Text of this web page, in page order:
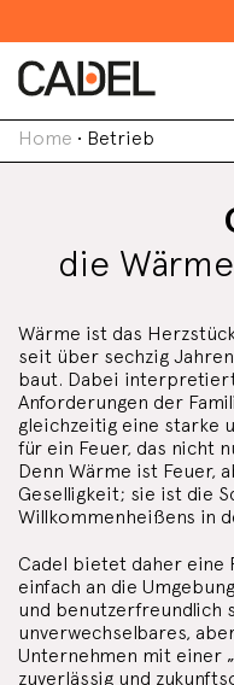
Home • Betrieb
die
Wärme ist das
seit über sechzig
baut. Dabei
Anforderungen der
gleichzeitig eine starke
für ein Feuer, das nicht
Denn Wärme ist Feuer,
Geselligkeit; sie ist die
Willkommenheißens in
Cadel bietet daher eine
einfach an die
und benutzerfreundlich
unverwechselbares,
Unternehmen mit einer
zuverlässig und